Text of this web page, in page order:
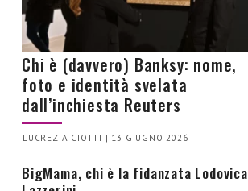
Chi è (davvero) Banksy: nome,
foto e identità svelata
dall’inchiesta Reuters
LUCREZIA CIOTTI | 13 GIUGNO 2026
BigMama, chi è la fidanzata Lodovica